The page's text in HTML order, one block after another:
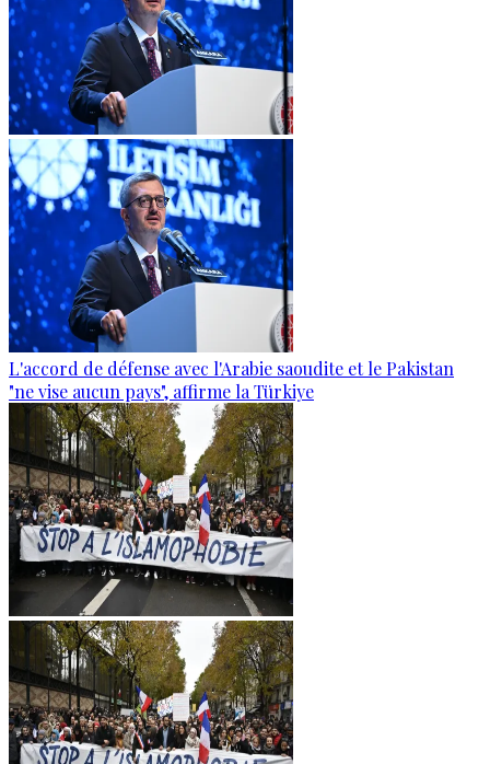
L'accord de défense avec l'Arabie saoudite et le Pakistan
"ne vise aucun pays", affirme la Türkiye